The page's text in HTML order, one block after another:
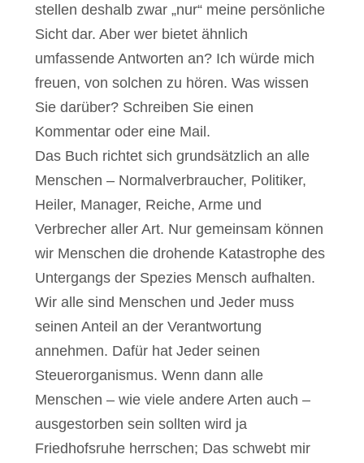
stellen deshalb zwar „nur“ meine persönliche
Sicht dar. Aber wer bietet ähnlich
umfassende Antworten an? Ich würde mich
freuen, von solchen zu hören. Was wissen
Sie darüber? Schreiben Sie einen
Kommentar oder eine Mail.
Das Buch richtet sich grundsätzlich an alle
Menschen – Normalverbraucher, Politiker,
Heiler, Manager, Reiche, Arme und
Verbrecher aller Art. Nur gemeinsam können
wir Menschen die drohende Katastrophe des
Untergangs der Spezies Mensch aufhalten.
Wir alle sind Menschen und Jeder muss
seinen Anteil an der Verantwortung
annehmen. Dafür hat Jeder seinen
Steuerorganismus. Wenn dann alle
Menschen – wie viele andere Arten auch –
ausgestorben sein sollten wird ja
Friedhofsruhe herrschen; Das schwebt mir